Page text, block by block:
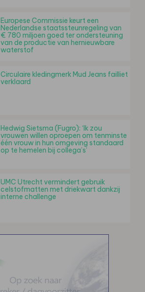
Europese Commissie keurt een
Nederlandse staatssteunregeling van
€ 780 miljoen goed ter ondersteuning
van de productie van hernieuwbare
waterstof
Circulaire kledingmerk Mud Jeans failliet
verklaard
Hedwig Sietsma (Fugro): ‘Ik zou
vrouwen willen oproepen om tenminste
één vrouw in hun omgeving standaard
op te hemelen bij collega’s’
UMC Utrecht vermindert gebruik
celstofmatten met driekwart dankzij
interne challenge